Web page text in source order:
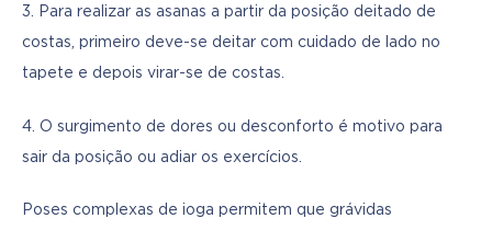
3. Para realizar as asanas a partir da posição deitado de
costas, primeiro deve-se deitar com cuidado de lado no
tapete e depois virar-se de costas.
4. O surgimento de dores ou desconforto é motivo para
sair da posição ou adiar os exercícios.
Poses complexas de ioga permitem que grávidas